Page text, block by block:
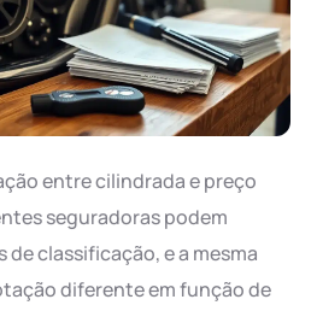
entre cilindrada e preço
seguradoras podem
classificação, e a mesma
diferente em função de